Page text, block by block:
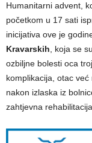
Humanitarni advent,
početkom u 17 sati
inicijativa ove je
Kravarskih , koja se
ozbiljne bolesti oca
komplikacija, otac
nakon izlaska iz
zahtjevna